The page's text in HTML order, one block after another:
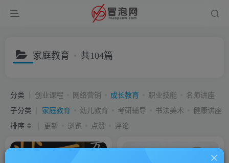
家庭教育 共104篇
分类 创业课程 网络营销 成长教育 职业技能
名师讲座
子分类
家庭教育 幼儿教育 考研辅导 书法美术
健康讲座
排序
更新 浏览 点赞 评论